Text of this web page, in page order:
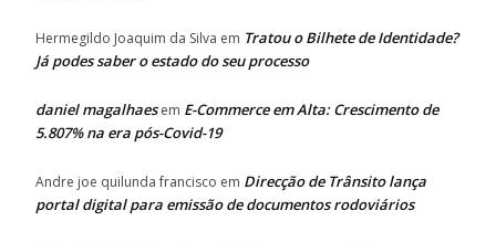
Hermegildo Joaquim da Silva em Tratou o Bilhete de Identidade?
Já podes saber o estado do seu processo
daniel magalhaesem E-Commerce em Alta: Crescimento de
5.807% na era pós-Covid-19
Andre joe quilunda francisco em Direcção de Trânsito lança
portal digital para emissão de documentos rodoviários